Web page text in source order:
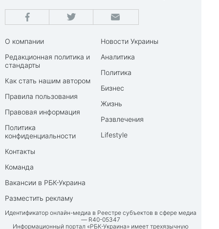
О компании
Редакционная политика и
стандарты
Как стать нашим автором
Правила пользования
Правовая информация
Политика
конфиденциальности
Контакты
Команда
Вакансии в РБК-Украина
Разместить рекламу
Новости Украины
Аналитика
Политика
Бизнес
Жизнь
Развлечения
Lifestyle
Идентификатор онлайн-медиа в Реестре субъектов в сфере медиа
— R40-05347
Информационный портал «РБК-Украина» имеет трехязычную